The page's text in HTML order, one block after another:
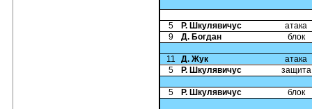
5 Р. Шкулявичус
атака
9
Д. Богдан блок
11 Д. Жук
атака
5
Р. Шкулявичус защита
5 Р. Шкулявичус блок